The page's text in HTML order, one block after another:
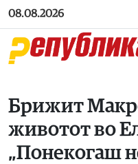
Skip to main content
08.08.2026
Брижит
животот во
„Понекогаш